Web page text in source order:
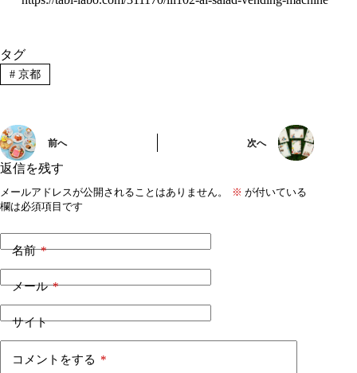
タグ
#京都
前へ 次へ
返信を残す
メールアドレスが公開されることはありません。 ※ が付いている
欄は必須項目です
名前*
メール*
サイト
コメントをする *